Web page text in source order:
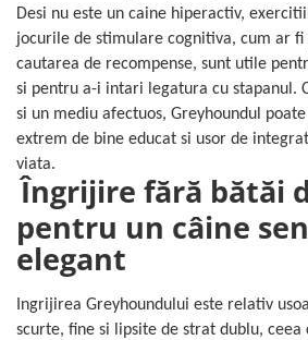
Desi nu este un caine hiperactiv,
jocurile de stimulare cognitiva, cum ar fi
cautarea de recompense, sunt utile
si pentru a-i intari legatura cu stapanul.
si un mediu afectuos, Greyhoundul
extrem de bine educat si usor de
viata.
Îngrijire fără bătăi
pentru un câine
elegant
Ingrijirea Greyhoundului este relativ
scurte, fine si lipsite de strat dublu, ceea